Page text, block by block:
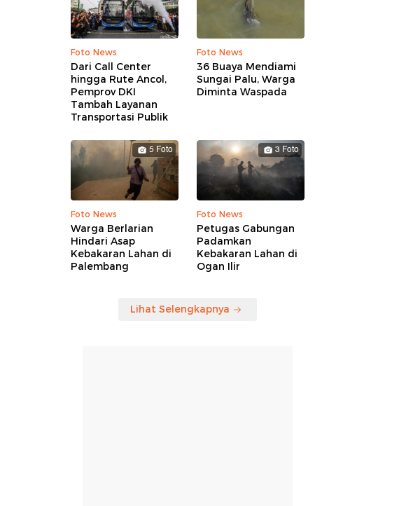
Foto News
Dari Call Center
hingga Rute Ancol,
Pemprov DKI
Tambah Layanan
Transportasi Publik
Foto News
36 Buaya Mendiami
Sungai Palu, Warga
Diminta Waspada
5 Foto
Foto News
Warga Berlarian
Hindari Asap
Kebakaran Lahan di
Palembang
3 Foto
Foto News
Petugas Gabungan
Padamkan
Kebakaran Lahan di
Ogan Ilir
Lihat Selengkapnya